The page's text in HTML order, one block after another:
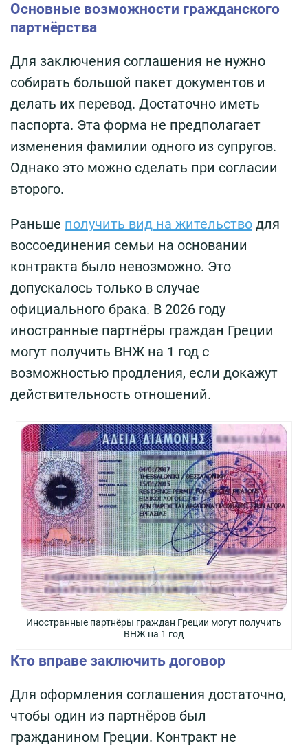
Основные возможности гражданского
партнёрства
Для заключения соглашения не нужно
собирать большой пакет документов и
делать их перевод. Достаточно иметь
паспорта. Эта форма не предполагает
изменения фамилии одного из супругов.
Однако это можно сделать при согласии
второго.
Раньше получить вид на жительство для
воссоединения семьи на основании
контракта было невозможно. Это
допускалось только в случае
официального брака. В 2026 году
иностранные партнёры граждан Греции
могут получить ВНЖ на 1 год с
возможностью продления, если докажут
действительность отношений.
Иностранные партнёры граждан Греции могут получить
ВНЖ на 1 год
Кто вправе заключить договор
Для оформления соглашения достаточно,
чтобы один из партнёров был
гражданином Греции. Контракт не